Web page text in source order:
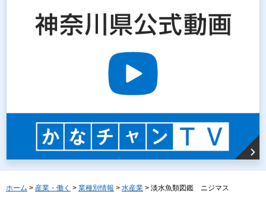
ホーム > 産業・働く > 業種別情報 > 水産業 > 淡水魚類図鑑 ニジマス